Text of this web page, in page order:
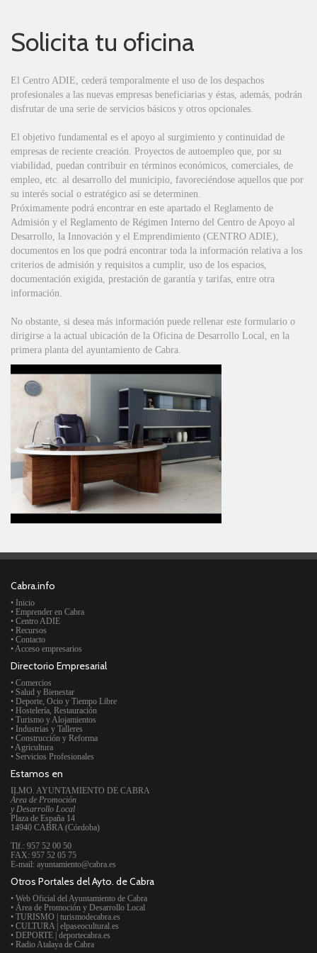
Solicita tu oficina
El Centro ADIE, cederá temporalmente el uso de los despachos
profesionales a las nuevas empresas beneficiarias y éstas, además, podrán
disfrutar de una serie de servicios básicos y otros opcionales.
El objetivo fundamental es el apoyo al surgimiento y continuidad de
empresas de reciente creación. Proyectos de autoempleo que, por su
viabilidad, puedan contribuir en términos económicos, comerciales, de
empleo, etc. al desarrollo del municipio, favoreciéndose aquellos que por
su interés social o estratégico así se determinen.
Próximamente podrá encontrar en este apartado el Reglamento de
Admisión y el Reglamento de Régimen Interno del Centro de Apoyo al
Desarrollo, la Innovación y el Emprendimiento (CENTRO ADIE),
documentos en los que podrá encontrar toda la información relativa a los
criterios de admisión y requisitos a cumplir, uso de los espacios,
documentación exigida, prestación de garantía y tarifas, entre otra
información.
No obstante, si desea más información puede rellenar este formulario o
dirigirse a la actual ubicación de la Oficina de Desarrollo Local, en la
primera planta del ayuntamiento de Cabra.
Cabra.info
• Inicio
• Emprender en Cabra
• Centro ADIE
• Recursos
• Contacto
• Acceso empresarios
Directorio Empresarial
• Comercios
• Salud y Bienestar
• Deporte, Ocio y Tiempo Libre
• Hostelería, Restauración
• Turismo y Alojamientos
• Industrias y Talleres
• Construcción y Reforma
• Agricultura
• Servicios Profesionales
Estamos en
ILMO. AYUNTAMIENTO DE CABRA
Área de Promoción
y Desarrollo Local
Plaza de España 14
14940 CABRA (Córdoba)
Tlf.: 957 52 00 50
FAX: 957 52 05 75
E-mail: ayuntamiento@cabra.es
Otros Portales del Ayto. de Cabra
• Web Oficial del Ayuntamiento de Cabra
• Área de Promoción y Desarrollo Local
• TURISMO | turismodecabra.es
• CULTURA | elpaseocultural.es
• DEPORTE | deportecabra.es
• Radio Atalaya de Cabra